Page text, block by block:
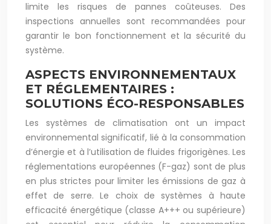
limite les risques de pannes coûteuses. Des
inspections annuelles sont recommandées pour
garantir le bon fonctionnement et la sécurité du
système.
ASPECTS ENVIRONNEMENTAUX
ET RÉGLEMENTAIRES :
SOLUTIONS ÉCO-RESPONSABLES
Les systèmes de climatisation ont un impact
environnemental significatif, lié à la consommation
d’énergie et à l’utilisation de fluides frigorigènes. Les
réglementations européennes (F-gaz) sont de plus
en plus strictes pour limiter les émissions de gaz à
effet de serre. Le choix de systèmes à haute
efficacité énergétique (classe A+++ ou supérieure)